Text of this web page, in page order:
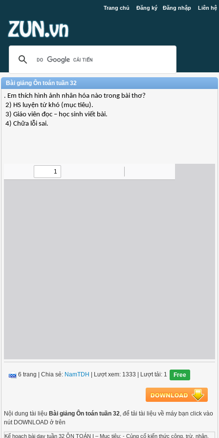
Trang chủ Đăng ký Đăng nhập Liên hệ
Bài giảng Ôn toán tuần 32
. Em thích hình ảnh nhân hóa nào trong bài thơ?
2) HS luyện từ khó (mục tiêu).
3) Giáo viên đọc – học sinh viết bài.
4) Chữa lỗi sai.
6 trang |Chia sẻ: NamTDH | Lượt xem: 1333 | Lượt tải: 1 Free
Nội dung tài liệu Bài giảng Ôn toán tuần 32, để tải tài liệu về máy bạn click vào
nút DOWNLOAD ở trên
Kế hoạch bài dạy tuần 32 ÔN TOÁN I – Mục tiêu: - Củng cố kiến thức cộng, trừ, nhân,